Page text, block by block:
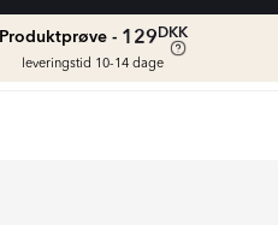
fr.75
Rengøring &
Produktprøve - 129DKK
leveringstid 10-14 dage